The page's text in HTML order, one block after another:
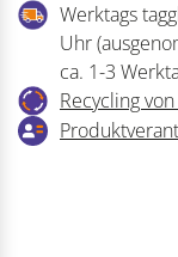
ASS
Menge
Werktags
Uhr
ca. 1-3
Recycling